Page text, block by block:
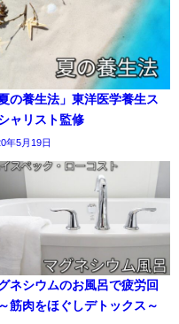
夏の養生法」東洋医学養生ス
ャリスト監修
年5月19日
ネシウムのお風呂で疲労回
筋肉をほぐしデトックス～